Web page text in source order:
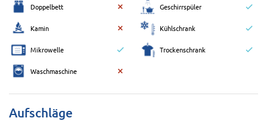
Doppelbett Geschirrspüler
Kamin Kühlschrank
Mikrowelle Trockenschrank
Waschmaschine
Aufschläge